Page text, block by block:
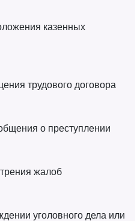
казенных
трудового договора
о преступлении
жалоб
уголовного дела или